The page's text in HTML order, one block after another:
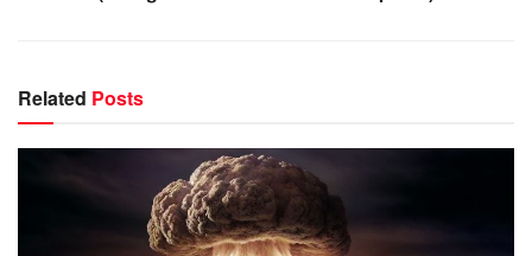
Related Posts